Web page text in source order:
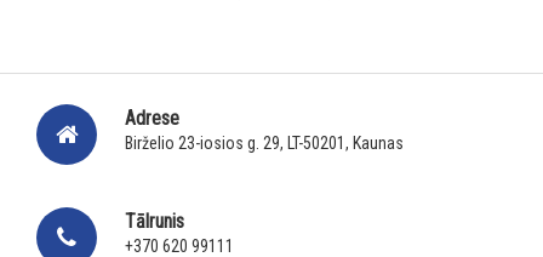
Adrese
Birželio 23-iosios g. 29, LT-50201, Kaunas
Tālrunis
+370 620 99111